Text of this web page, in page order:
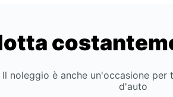
Il noleggio è anche un'occasione per
d'auto